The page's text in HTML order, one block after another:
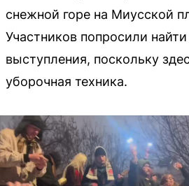
снежной горе на Миусской
Участников попросили
выступления, поскольку
уборочная техника.